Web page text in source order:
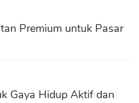
Premium untuk Pasar
Gaya Hidup Aktif dan